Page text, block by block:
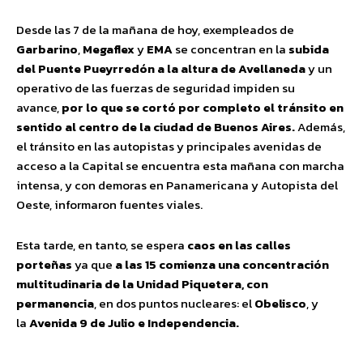
Desde las 7 de la mañana de hoy, exempleados de
Garbarino,MegaflexyEMAse concentran en la subida
del Puente Pueyrredón a la altura de Avellaneday un
operativo de las fuerzas de seguridad impiden su
avance,por lo que se cortó por completo el tránsito en
sentido al centro de la ciudad de Buenos Aires.Además,
el tránsito en las autopistas y principales avenidas de
acceso a la Capital se encuentra esta mañana con marcha
intensa, y con demoras en Panamericana y Autopista del
Oeste, informaron fuentes viales.
Esta tarde, en tanto, se espera caos en las calles
porteñasya que a las 15 comienza una concentración
multitudinaria de laUnidad Piquetera, con
permanencia, en dos puntos nucleares: elObelisco, y
laAvenida 9 de Julio e Independencia.